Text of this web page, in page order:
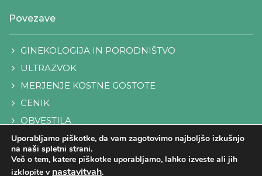
Povezave
GINEKOLOGIJA IN PORODNIŠTVO
ULTRAZVOK
MERJENJE KOSTNE GOSTOTE
CENIK
OBVESTILA
KONTAKT
Uporabljamo piškotke, da vam zagotovimo najboljšo izkušnjo
na naši spletni strani.
Več o tem, katere piškotke uporabljamo, lahko izveste ali jih
izklopite v nastavitvah.